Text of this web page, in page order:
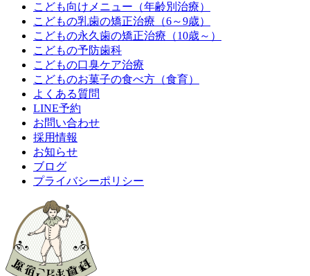
こども向けメニュー（年齢別治療）
こどもの乳歯の矯正治療（6～9歳）
こどもの永久歯の矯正治療（10歳～）
こどもの予防歯科
こどもの口臭ケア治療
こどものお菓子の食べ方（食育）
よくある質問
LINE予約
お問い合わせ
採用情報
お知らせ
ブログ
プライバシーポリシー